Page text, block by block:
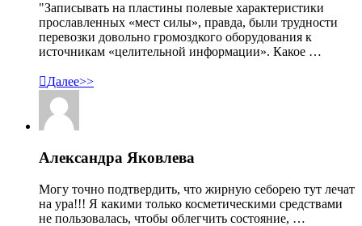
"Записывать на пластины полевые характеристики
прославленных «мест силы», правда, были трудности
перевозки довольно громоздкого оборудования к
источникам «целительной информации». Какое …
Далее>>
Александра Яковлева
Могу точно подтвердить, что жирную себорею тут лечат
на ура!!! Я какими только косметическими средствами
не пользовалась, чтобы облегчить состояние, …